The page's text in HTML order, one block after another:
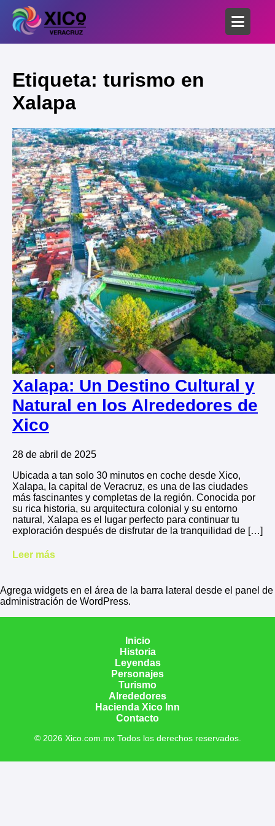
Etiqueta: turismo en
Xalapa
Xalapa: Un Destino Cultural y
Natural en los Alrededores de
Xico
28 de abril de 2025
Ubicada a tan solo 30 minutos en coche desde Xico,
Xalapa, la capital de Veracruz, es una de las ciudades
más fascinantes y completas de la región. Conocida por
su rica historia, su arquitectura colonial y su entorno
natural, Xalapa es el lugar perfecto para continuar tu
exploración después de disfrutar de la tranquilidad de […]
Leer más
Agrega widgets en el área de la barra lateral desde el panel de
administración de WordPress.
Inicio
Historia
Leyendas
Personajes
Turismo
Alrededores
Hacienda Xico Inn
Contacto
© 2026 Xico.com.mx Todos los derechos reservados.